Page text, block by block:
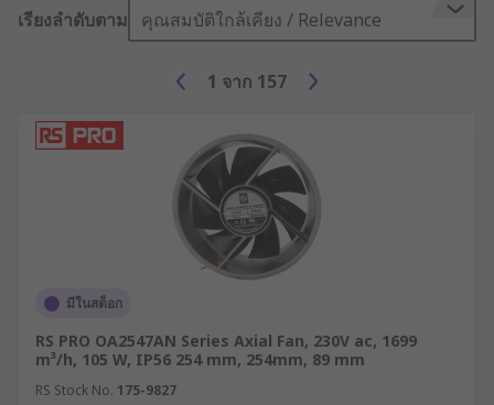
much cleaner. Filter fans are used in control
panels, junction boxes, automation equipment
range actively support a healthy building as per
the guidance of the 9 elements of a healthy
building from IOSH. Specific healthy building
elements covered by this range is Air Quality
เรียงลำดับตาม คุณสมบัติใกล้เคียง / Relevance
1 จาก 157
มีในสต็อก
RS PRO OA2547AN Series Axial Fan, 230V ac, 1699
m³/h, 105 W, IP56 254 mm, 254mm, 89 mm
RS Stock No. 175-9827